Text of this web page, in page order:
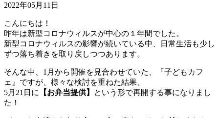
2022年05月11日
こんにちは！
昨年は新型コロナウィルスが中心の１年間でした。
新型コロナウィルスの影響が続いている中、日常生活も少し
ずつ落ち着きを取り戻しつつあります。
そんな中、1月から開催を見合わせていた、『子どもカフ
ェ』ですが、様々な検討を重ねた結果、
5月21日に 【お弁当提供】
という形で再開する事になりまし
た！